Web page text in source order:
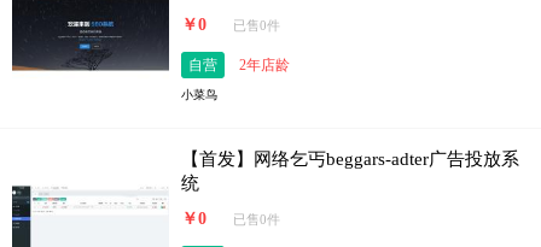
￥0 已售0件
自营 2年店龄
小菜鸟
【首发】网络乞丐beggars-adter广告投放系
统
￥0 已售0件